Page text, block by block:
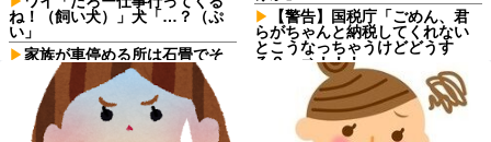
ね！（飼い犬）」犬「…？（ぷ
い」
家族が車停める所は石畳でそ
こには２台家族の車停めてたん
だけど、中庭の芝生上に知らな
い車が4台停まっていた 父が運転
手捕まえ「芝生を弁償して...
【警告】国税庁「ごめん、君
らがちゃんと納税してくれない
とこうなっちゃうけどどうす
る？」⇒！！！
エナドリで肝臓ぶっ壊したけ
ど質問ある？
90年ぶりに誕生した待望の女